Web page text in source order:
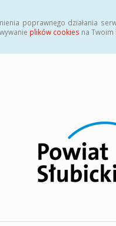
poprawnego działania
plików cookies na